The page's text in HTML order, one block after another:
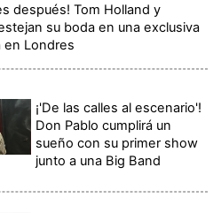
después! Tom Holland y
su boda en una exclusiva
en Londres
¡'De las calles al escenario'!
Don Pablo cumplirá un
sueño con su primer show
junto a una Big Band